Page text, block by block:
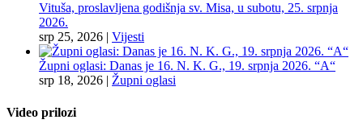
Vituša, proslavljena godišnja sv. Misa, u subotu, 25. srpnja
2026.
srp 25, 2026 | Vijesti
Župni oglasi: Danas je 16. N. K. G., 19. srpnja 2026. “A“
srp 18, 2026 | Župni oglasi
Video prilozi